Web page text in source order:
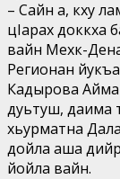
– Сайн а, кху
цIарах доккха
вайн Мехк-
Регионан
Кадырова
дуьтуш, даима
хьурматна
дойла аша
йойла вайн.